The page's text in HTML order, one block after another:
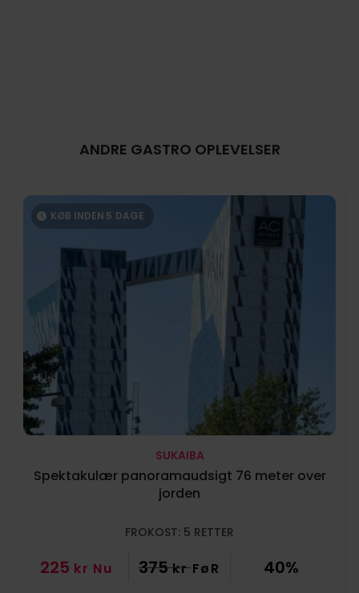
ANDRE GASTRO OPLEVELSER
SUKAIBA
Spektakulær panoramaudsigt 76 meter over
jorden
FROKOST: 5 RETTER
225 kr Nu 375 kr FøR 40%
KØB INDEN 5 DAGE